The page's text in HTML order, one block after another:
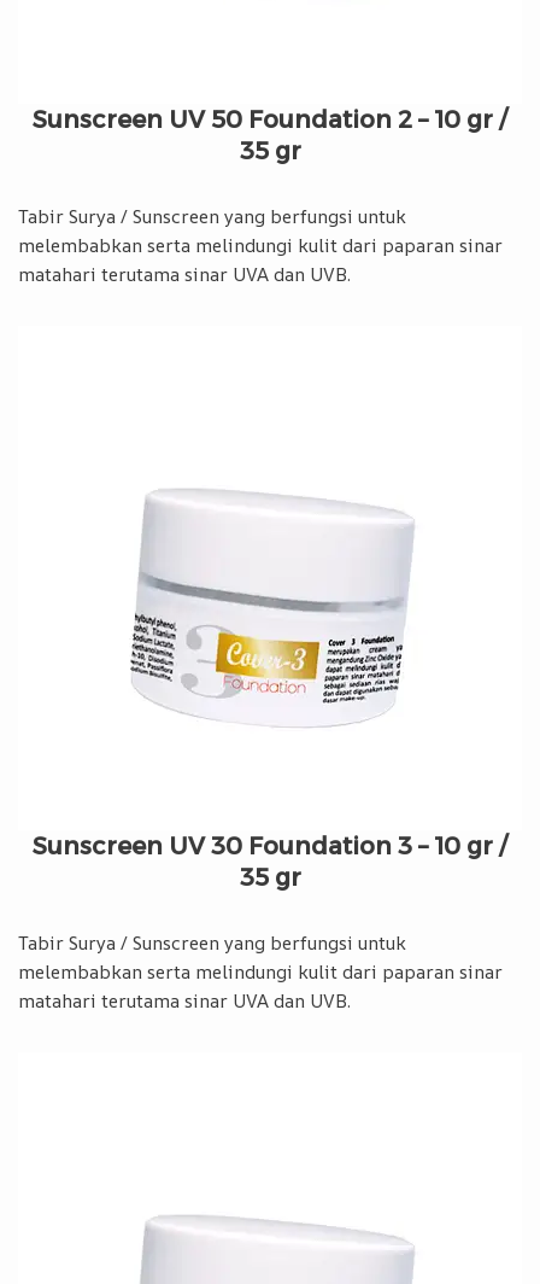
Sunscreen UV 50 Foundation 2 – 10 gr /
35 gr
Tabir Surya / Sunscreen yang berfungsi untuk
melembabkan serta melindungi kulit dari paparan sinar
matahari terutama sinar UVA dan UVB.
Sunscreen UV 30 Foundation 3 – 10 gr /
35 gr
Tabir Surya / Sunscreen yang berfungsi untuk
melembabkan serta melindungi kulit dari paparan sinar
matahari terutama sinar UVA dan UVB.